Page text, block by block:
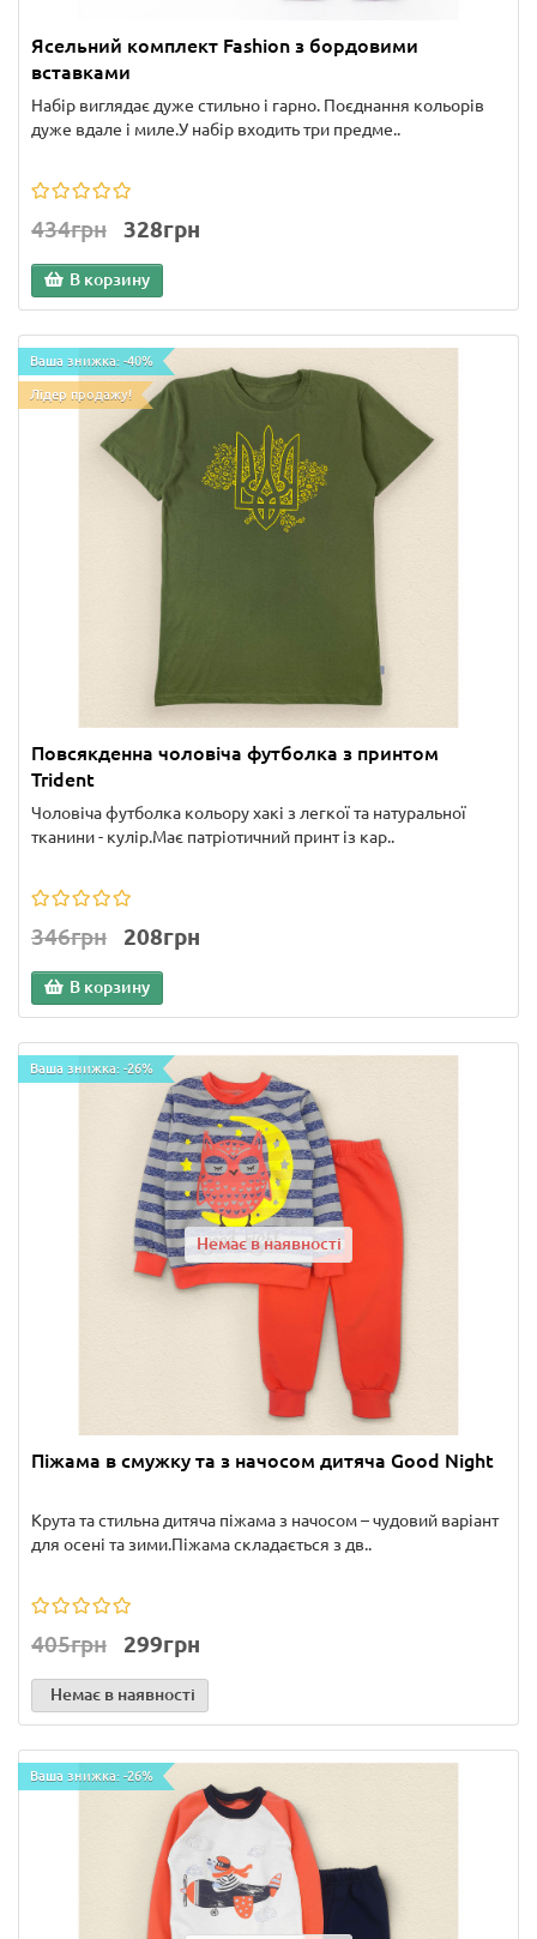
Ясельний комплект Fashion з бордовими
вставками
Набір виглядає дуже стильно і гарно. Поєднання кольорів
дуже вдале і миле.У набір входить три предме..
434грн 328грн
В корзину
Ваша знижка: -40%
Лідер продажу!
Повсякденна чоловіча футболка з принтом
Trident
Чоловіча футболка кольору хакі з легкої та натуральної
тканини - кулір.Має патріотичний принт із кар..
346грн 208грн
В корзину
Ваша знижка: -26%
Немає в наявності
Піжама в смужку та з начосом дитяча Good Night
Крута та стильна дитяча піжама з начосом – чудовий варіант
для осені та зими.Піжама складається з дв..
405грн 299грн
Немає в наявності
Ваша знижка: -26%